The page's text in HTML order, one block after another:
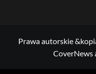
Prawa autorskie
CoverNews